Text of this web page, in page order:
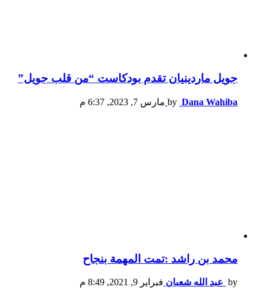
جويل ماردينيان تقدم بودكاست “من قلب جويل”
by Dana Wahiba مارس 7, 2023, 6:37 م
محمد بن راشد :تمت المهمة بنجاح
by عبد الله شعبان فبراير 9, 2021, 8:49 م